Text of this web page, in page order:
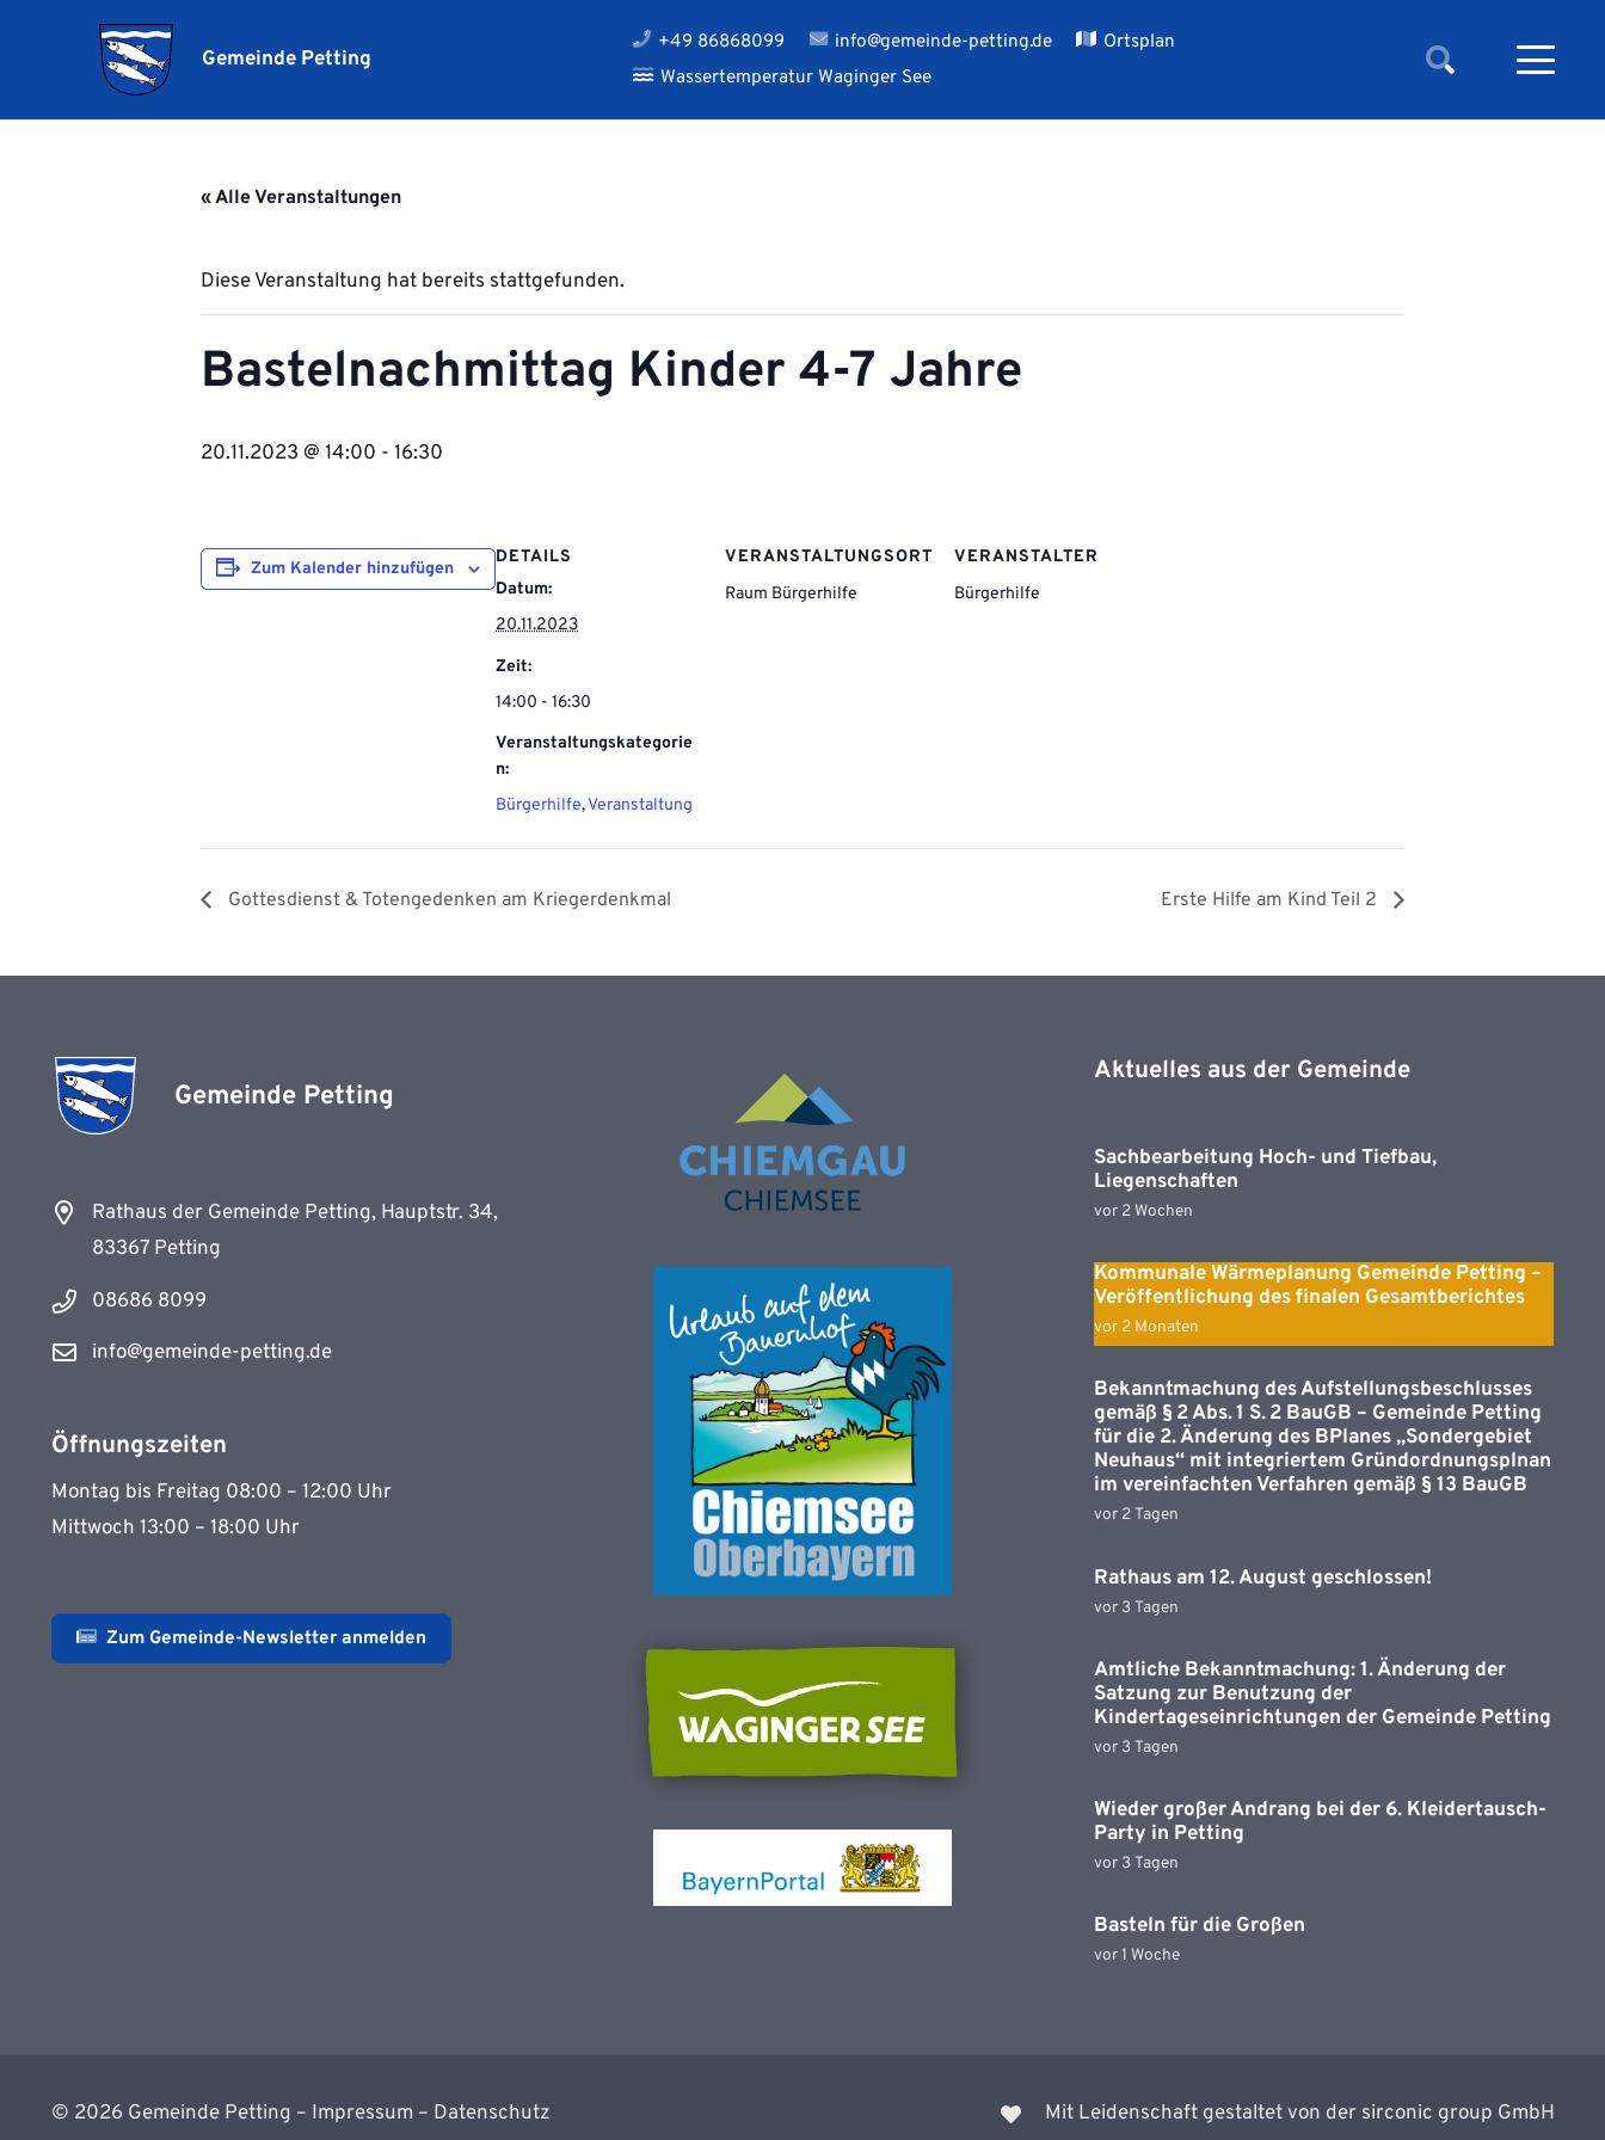
Gemeinde Petting
+49 86868099 info@gemeinde-petting.de
Ortsplan
Wassertemperatur Waginger See
« Alle Veranstaltungen
Diese Veranstaltung hat bereits stattgefunden.
Bastelnachmittag Kinder 4-7 Jahre
20.11.2023 @ 14:00 - 16:30
Zum Kalender hinzufügen
DETAILS
Datum:
20.11.2023
Zeit:
14:00 - 16:30
Veranstaltungskategorie
n:
Bürgerhilfe,Veranstaltung
VERANSTALTUNGSORT
Raum Bürgerhilfe
VERANSTALTER
Bürgerhilfe
Gottesdienst & Totengedenken am Kriegerdenkmal Erste Hilfe am Kind Teil 2
Gemeinde Petting
Rathaus der Gemeinde Petting, Hauptstr. 34,
83367 Petting
08686 8099
info@gemeinde-petting.de
Öffnungszeiten
Montag bis Freitag 08:00 – 12:00 Uhr
Mittwoch 13:00 – 18:00 Uhr
Zum Gemeinde-Newsletter anmelden
Aktuelles aus der Gemeinde
Sachbearbeitung Hoch- und Tiefbau,
Liegenschaften
vor 2 Wochen
Kommunale Wärmeplanung Gemeinde Petting –
Veröffentlichung des finalen Gesamtberichtes
vor 2 Monaten
Bekanntmachung des Aufstellungsbeschlusses
gemäß § 2 Abs. 1 S. 2 BauGB – Gemeinde Petting
für die 2. Änderung des BPlanes „Sondergebiet
Neuhaus“ mit integriertem Gründordnungsplnan
im vereinfachten Verfahren gemäß § 13 BauGB
vor 2 Tagen
Rathaus am 12. August geschlossen!
vor 3 Tagen
Amtliche Bekanntmachung: 1. Änderung der
Satzung zur Benutzung der
Kindertageseinrichtungen der Gemeinde Petting
vor 3 Tagen
Wieder großer Andrang bei der 6. Kleidertausch-
Party in Petting
vor 3 Tagen
Basteln für die Großen
vor 1 Woche
© 2026 Gemeinde Petting – Impressum – Datenschutz Mit Leidenschaft gestaltet von der sirconic group GmbH